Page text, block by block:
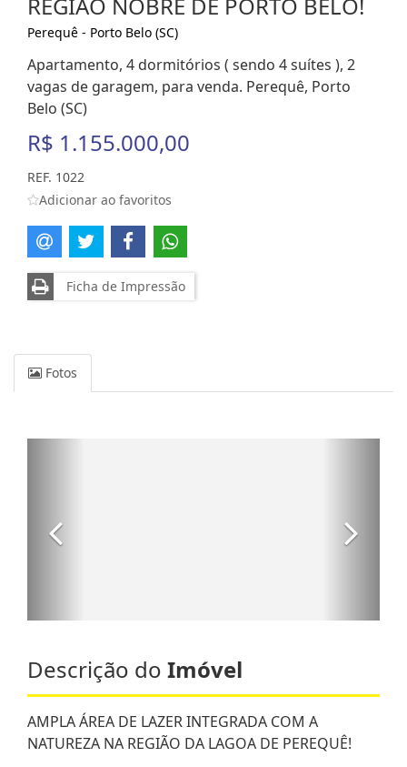
Perequê - Porto Belo (SC)
Apartamento, 4 dormitórios ( sendo 4 suítes ), 2
vagas de garagem, para venda. Perequê, Porto
Belo (SC)
R$ 1.155.000,00
REF. 1022
Adicionar ao favoritos
Ficha de Impressão
Fotos
Descrição do Imóvel
AMPLA ÁREA DE LAZER INTEGRADA COM A
NATUREZA NA REGIÃO DA LAGOA DE PEREQUÊ!